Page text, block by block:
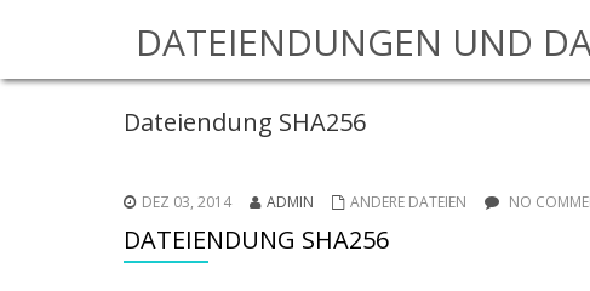
DATEIENDUNGEN UND
Dateiendung SHA256
DEZ 03, 2014 ADMIN ANDERE DATEIEN NO
DATEIENDUNG SHA256